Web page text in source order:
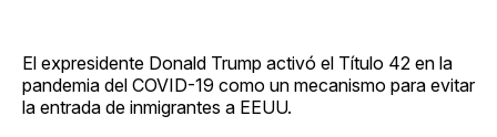
El expresidente Donald Trump activó el Título 42 en la
pandemia del COVID-19 como un mecanismo para evitar
la entrada de inmigrantes a EEUU.